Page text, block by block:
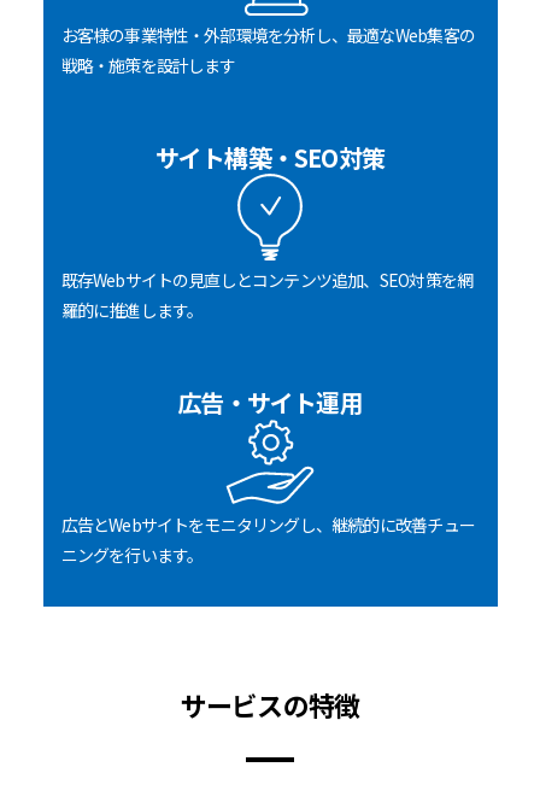
お客様の事業特性・外部環境を分析し、最適なWeb集客の
戦略・施策を設計します
サイト構築・SEO対策
既存Webサイトの見直しとコンテンツ追加、SEO対策を網
羅的に推進します。
広告・サイト運用
広告とWebサイトをモニタリングし、継続的に改善チュー
ニングを行います。
サービスの特徴